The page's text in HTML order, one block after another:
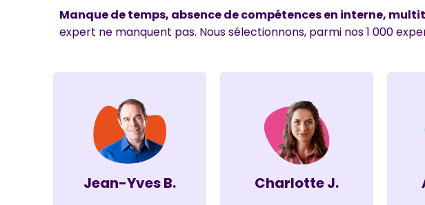
Manque de temps, absence de compétences en interne,
expert ne manquent pas. Nous sélectionnons, parmi nos 1 000
Jean-Yves B. Charlotte J.